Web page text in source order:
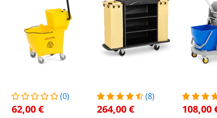
(0)
62,00 €
(8)
264,00 € 108,00